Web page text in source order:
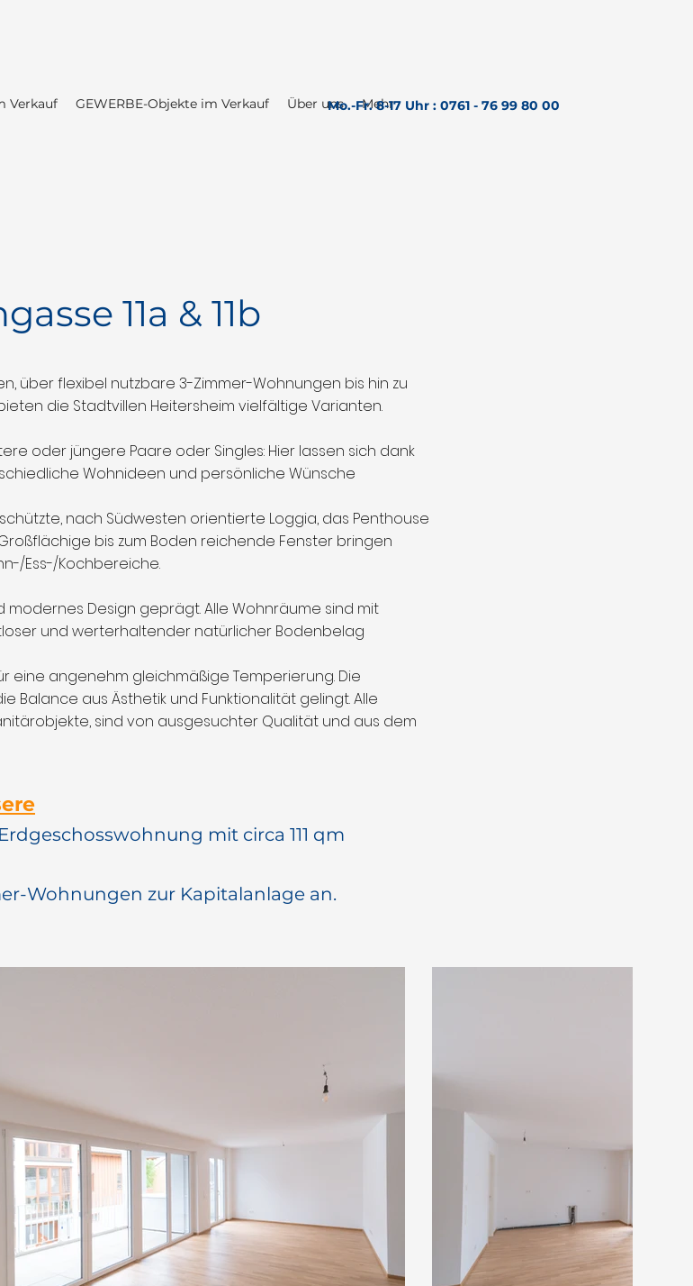
Verkauf GEWERBE-Objekte im Verkauf Über uns Mehr
Mo.-Fr. 8-17 Uhr : 0761 - 76 99 80 00
11a & 11b
über flexibel nutzbare 3-Zimmer-Wohnungen bis hin zu
die Stadtvillen Heitersheim vielfältige Varianten.
oder jüngere Paare oder Singles: Hier lassen sich dank
Wohnideen und persönliche Wünsche
nach Südwesten orientierte Loggia, das Penthouse
bis zum Boden reichende Fenster bringen
Ess-/Kochbereiche.
modernes Design geprägt. Alle Wohnräume sind mit
und werterhaltender natürlicher Bodenbelag
eine angenehm gleichmäßige Temperierung. Die
Balance aus Ästhetik und Funktionalität gelingt. Alle
sind von ausgesuchter Qualität und aus dem
mit circa 111 qm
Wohnungen zur Kapitalanlage an.